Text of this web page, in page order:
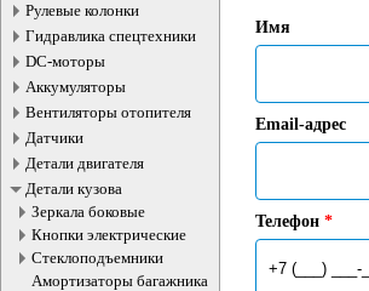
Рулевые колонки
Гидравлика спецтехники
DC-моторы
Аккумуляторы
Вентиляторы отопителя
Датчики
Детали двигателя
Детали кузова
Зеркала боковые
Кнопки электрические
Стеклоподъемники
Амортизаторы багажника
Имя
Email-адрес
Телефон *